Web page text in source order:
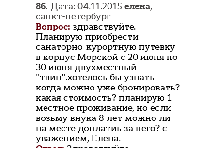
86. Дата: 04.11.2015 елена,
санкт-петербург
Вопрос: здравствуйте.
Планирую приобрести
санаторно-курортную путевку
в корпус Морской с 20 июня по
30 июня двухместный
"твин".хотелось бы узнать
когда можно уже бронировать?
какая стоимость? планирую 1-
местное проживание, но если
возьму внука 8 лет можно ли
на месте доплатиь за него? с
уважением, Елена.